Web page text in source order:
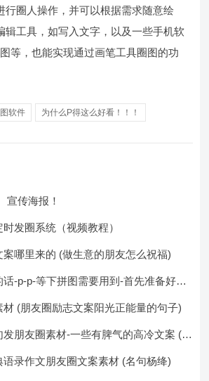
行圈人操作，并可以根据需求随意绘
辑工具，如写入文字，以及一些手机软
等，也能实现通过画笔工具圈图的功
软件 为什么P得这么好看！！！
宣传海报！
时发圈系统（视频教程）
哪里来的 (做生意的朋友怎么祝福)
-p-p-等下拼图需要用到-首先准备好最
不同得话-1-p-可以准备好45张的不同图
材 (朋友圈励志文案阳光正能量的句子)
发朋友圈素材-一些有脾气的高冷文案 (成
录作文朋友圈文案素材 (名句杨绛)